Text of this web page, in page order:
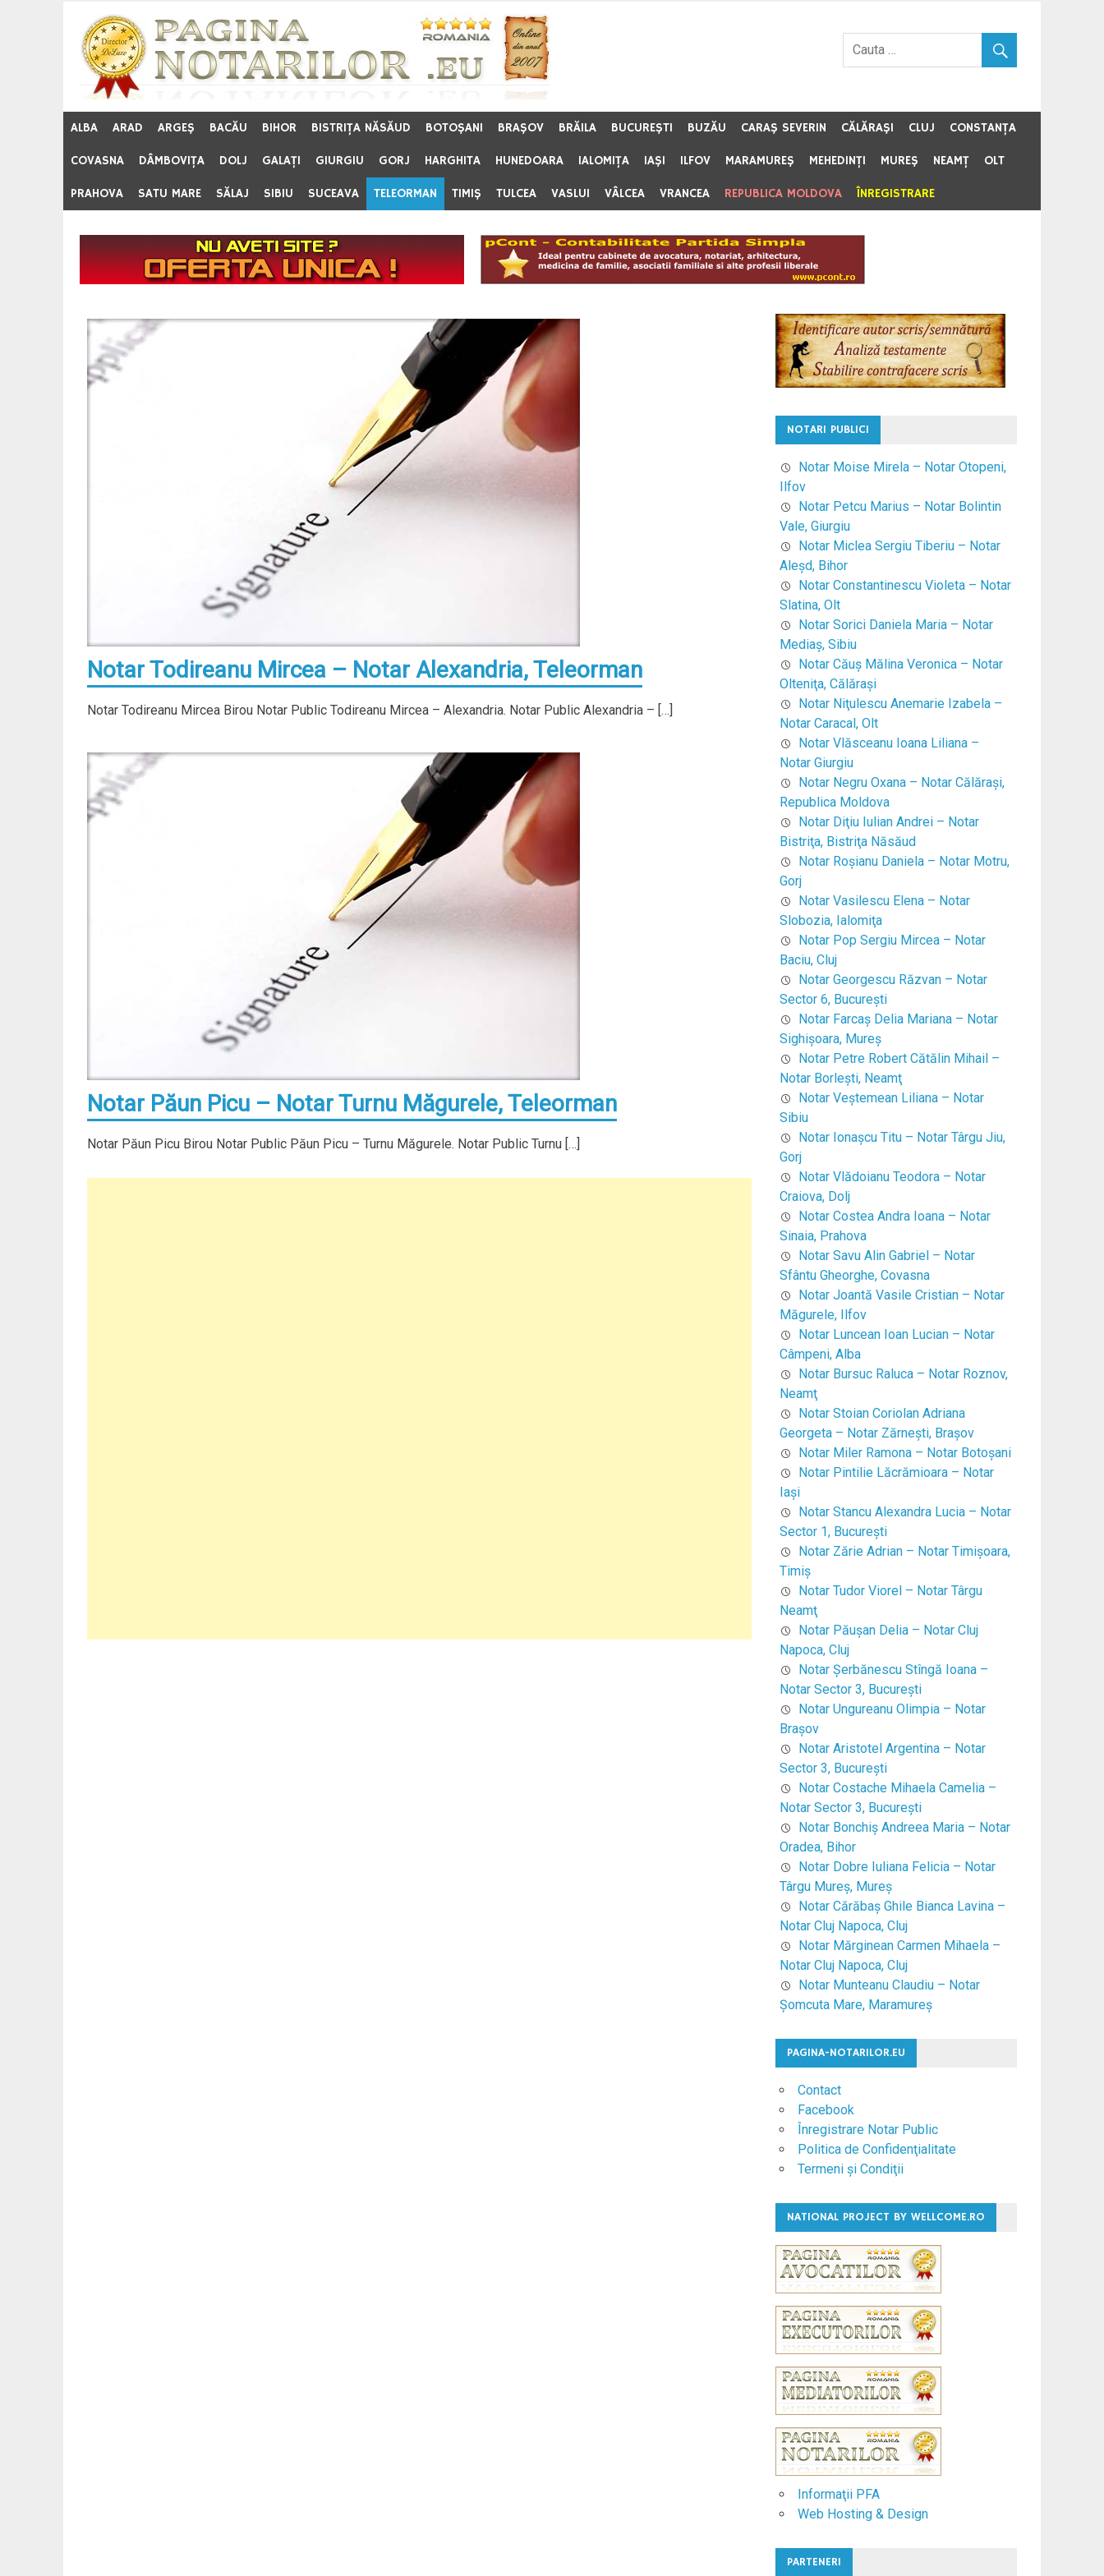
content
ALBA ARAD ARGEŞ BACĂU BIHOR BISTRIŢA NĂSĂUD BOTOŞANI BRAŞOV BRĂILA BUCUREŞTI BUZĂU CARAŞ SEVERIN CĂLĂRAŞI CLUJ CONSTANŢA
COVASNA DÂMBOVIŢA DOLJ GALAŢI GIURGIU GORJ HARGHITA HUNEDOARA IALOMIŢA IAŞI ILFOV MARAMUREŞ MEHEDINŢI MUREŞ NEAMŢ OLT
PRAHOVA SATU MARE SĂLAJ SIBIU SUCEAVA TELEORMAN TIMIŞ TULCEA VASLUI VÂLCEA VRANCEA REPUBLICA MOLDOVA ÎNREGISTRARE
Notar Todireanu Mircea – Notar Alexandria, Teleorman
Notar Todireanu Mircea Birou Notar Public Todireanu Mircea – Alexandria. Notar Public Alexandria – […]
Notar Păun Picu – Notar Turnu Măgurele, Teleorman
Notar Păun Picu Birou Notar Public Păun Picu – Turnu Măgurele. Notar Public Turnu […]
NOTARI PUBLICI
Notar Moise Mirela – Notar Otopeni,
Ilfov
Notar Petcu Marius – Notar Bolintin
Vale, Giurgiu
Notar Miclea Sergiu Tiberiu – Notar
Aleşd, Bihor
Notar Constantinescu Violeta – Notar
Slatina, Olt
Notar Sorici Daniela Maria – Notar
Mediaş, Sibiu
Notar Căuş Mălina Veronica – Notar
Olteniţa, Călăraşi
Notar Niţulescu Anemarie Izabela –
Notar Caracal, Olt
Notar Vlăsceanu Ioana Liliana –
Notar Giurgiu
Notar Negru Oxana – Notar Călăraşi,
Republica Moldova
Notar Diţiu Iulian Andrei – Notar
Bistriţa, Bistriţa Năsăud
Notar Roşianu Daniela – Notar Motru,
Gorj
Notar Vasilescu Elena – Notar
Slobozia, Ialomiţa
Notar Pop Sergiu Mircea – Notar
Baciu, Cluj
Notar Georgescu Răzvan – Notar
Sector 6, Bucureşti
Notar Farcaş Delia Mariana – Notar
Sighişoara, Mureş
Notar Petre Robert Cătălin Mihail –
Notar Borleşti, Neamţ
Notar Veştemean Liliana – Notar
Sibiu
Notar Ionaşcu Titu – Notar Târgu Jiu,
Gorj
Notar Vlădoianu Teodora – Notar
Craiova, Dolj
Notar Costea Andra Ioana – Notar
Sinaia, Prahova
Notar Savu Alin Gabriel – Notar
Sfântu Gheorghe, Covasna
Notar Joantă Vasile Cristian – Notar
Măgurele, Ilfov
Notar Luncean Ioan Lucian – Notar
Câmpeni, Alba
Notar Bursuc Raluca – Notar Roznov,
Neamţ
Notar Stoian Coriolan Adriana
Georgeta – Notar Zărneşti, Braşov
Notar Miler Ramona – Notar Botoşani
Notar Pintilie Lăcrămioara – Notar
Iaşi
Notar Stancu Alexandra Lucia – Notar
Sector 1, Bucureşti
Notar Zărie Adrian – Notar Timişoara,
Timiş
Notar Tudor Viorel – Notar Târgu
Neamţ
Notar Păuşan Delia – Notar Cluj
Napoca, Cluj
Notar Şerbănescu Stîngă Ioana –
Notar Sector 3, Bucureşti
Notar Ungureanu Olimpia – Notar
Braşov
Notar Aristotel Argentina – Notar
Sector 3, Bucureşti
Notar Costache Mihaela Camelia –
Notar Sector 3, Bucureşti
Notar Bonchiş Andreea Maria – Notar
Oradea, Bihor
Notar Dobre Iuliana Felicia – Notar
Târgu Mureş, Mureş
Notar Cărăbaş Ghile Bianca Lavina –
Notar Cluj Napoca, Cluj
Notar Mărginean Carmen Mihaela –
Notar Cluj Napoca, Cluj
Notar Munteanu Claudiu – Notar
Şomcuta Mare, Maramureş
PAGINA-NOTARILOR.EU
Contact
Facebook
Înregistrare Notar Public
Politica de Confidenţialitate
Termeni şi Condiţii
NATIONAL PROJECT BY WELLCOME.RO
Informaţii PFA
Web Hosting & Design
PARTENERI